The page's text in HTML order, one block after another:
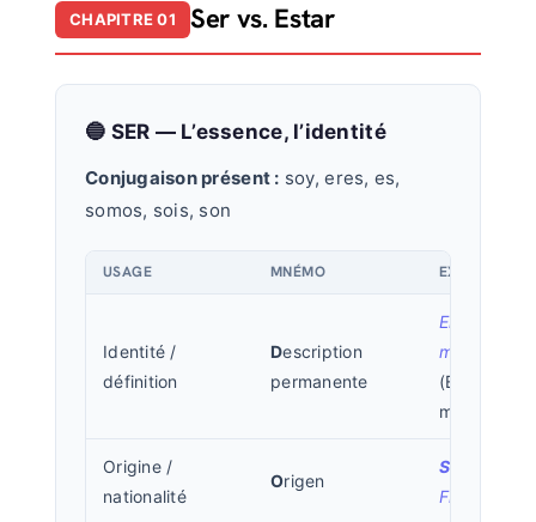
CHAPITRE 01 Ser vs. Estar
🔵 SER — L’essence, l’identité
Conjugaison présent : soy, eres, es,
somos, sois, son
USAGE MNÉMO EXEMPLE
Identité /
définition
Description
permanente
Ella
médica.
(Elle est
médecin)
Origine /
nationalité
Origen
Soy
Francia.